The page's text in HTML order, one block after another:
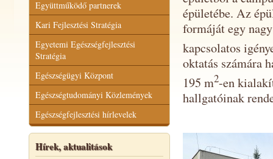
Együttműködő partnerek
Kari Fejlesztési Stratégia
Egyetemi Egészségfejlesztési
Stratégia
Egészségügyi Központ
Egészségtudományi Közlemények
Egészségfejlesztési hírlevelek
Hírek, aktualitások
épületébe. Az
formáját egy
kapcsolatos
oktatás számára
195 m2-en
hallgatóinak